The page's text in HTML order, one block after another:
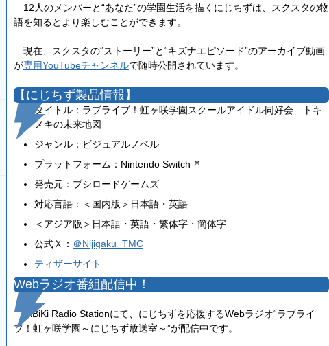
12人のメンバーと“あなた”の学園生活を描くにじちずは、スクスタの物
語を知るとより楽しむことができます。
現在、スクスタの“ストーリー”と“キズナエピソード”のアーカイブ動画
が専用YouTubeチャンネルで随時公開されています。
【にじちず製品情報】
タイトル：ラブライブ！虹ヶ咲学園スクールアイドル同好会 トキ
メキの未来地図
ジャンル：ビジュアルノベル
プラットフォーム：Nintendo Switch™
発売元：ブシロードゲームズ
対応言語：＜国内版＞日本語・英語
＜アジア版＞日本語・英語・繁体字・簡体字
公式Ｘ： ＠Nijigaku_TMC
ティザーサイト
Webラジオ番組配信中！
HiBiKi Radio Stationにて、にじちずを応援するWebラジオ“ラブライ
ブ！虹ヶ咲学園～にじちず放送室～”が配信中です。